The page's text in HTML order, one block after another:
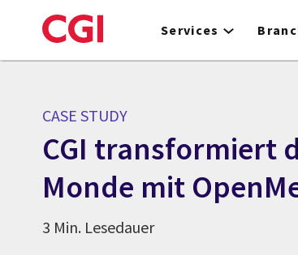
to
Services
CASE STUDY
CGI transformiert
Monde mit
3 Min. Lesedauer